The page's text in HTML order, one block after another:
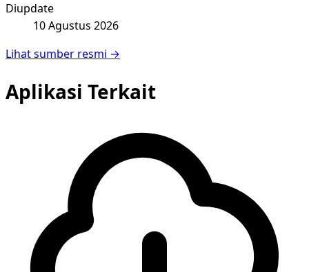
Diupdate
10 Agustus 2026
Lihat sumber resmi →
Aplikasi Terkait